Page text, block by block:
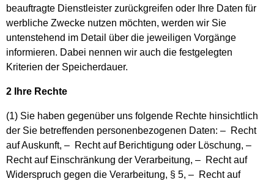
beauftragte Dienstleister zurückgreifen oder Ihre Daten für
werbliche Zwecke nutzen möchten, werden wir Sie
untenstehend im Detail über die jeweiligen Vorgänge
informieren. Dabei nennen wir auch die festgelegten
Kriterien der Speicherdauer.
2 Ihre Rechte
(1) Sie haben gegenüber uns folgende Rechte hinsichtlich
der Sie betreffenden personenbezogenen Daten: – Recht
auf Auskunft, – Recht auf Berichtigung oder Löschung, –
Recht auf Einschränkung der Verarbeitung, – Recht auf
Widerspruch gegen die Verarbeitung, § 5, – Recht auf